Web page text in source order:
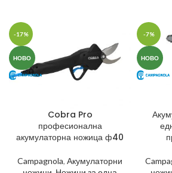
-17%
НОВО
Cobra Pro
професионална
акумулаторна ножица ф40
Campagnola, Акумулаторни
-7%
НОВО